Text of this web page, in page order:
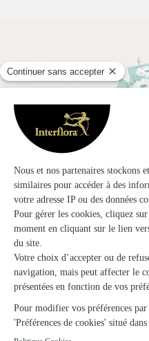
La plante ou le
votre commande ?
avec